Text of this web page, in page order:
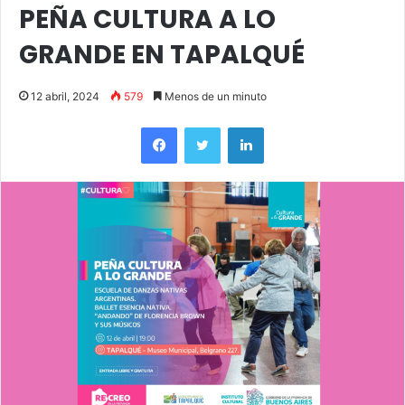
PEÑA CULTURA A LO
GRANDE EN TAPALQUÉ
12 abril, 2024 579 Menos de un minuto